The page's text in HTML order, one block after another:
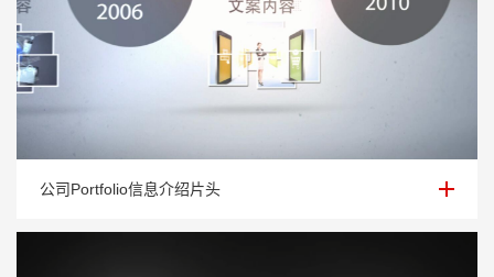
公司Portfolio信息介绍片头
公司Portfolio信息介绍片头